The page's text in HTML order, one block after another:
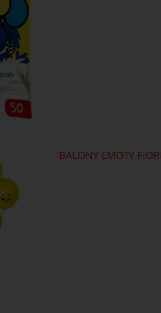
BALONY EMOTY